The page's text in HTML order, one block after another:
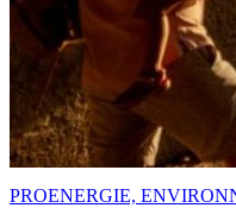
PROENERGIE,